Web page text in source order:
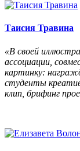
Таисия Травина
«В своей
ассоциации,
картинку:
студенты
клип, брифинг